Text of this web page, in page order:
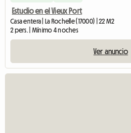
Estudio en el Vieux Port
Casa entera | La Rochelle (17000) | 22 M2
2 pers. | Mínimo 4 noches
Ver anuncio